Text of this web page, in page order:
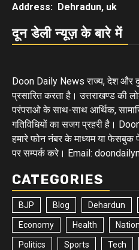
Address: Dehradun, uk
दून डेली न्यूज़ के बारे में
Doon Daily News राज्य, देश और
प्रसारित करता है। उत्तराखण्ड की
परंपराओ के साथ-साथ आर्थिक,
गतिविधियों का सजग प्रहरी है।
हमारे फोन नंबर के माध्यम या फेसबुक
पर सम्पर्क करे। Email:
CATEGORIES
BJP Blog Dehardun
Economy Health
Politics Sports Tech